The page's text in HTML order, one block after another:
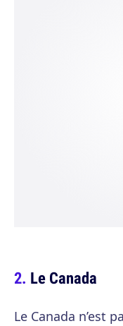
Le Canada
Le Canada n’est